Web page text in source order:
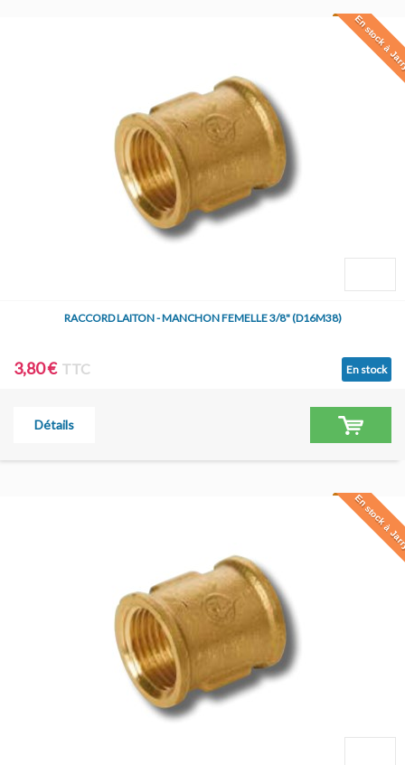
En stock à
RACCORD LAITON - MANCHON FEMELLE 3/8" (D16M38)
3,80 € TTC En stock
Détails
En stock à